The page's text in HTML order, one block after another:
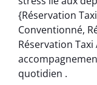
{Réservation
Conventionné,
Réservation
quotidien .